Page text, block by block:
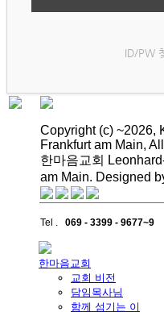
ID/PW
Copyright (c) ~2026,
Frankfurt am Main,
한마음교회
am Main. Designed
Tel . 069 - 3399 - 9677~9
한마음교회
교회 비전
담임목사님
함께 섬기는 이